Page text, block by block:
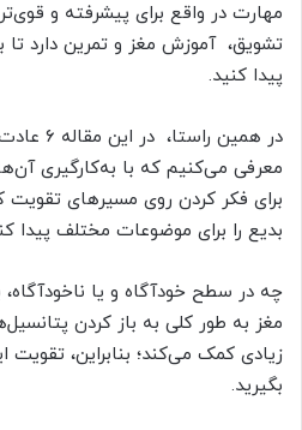
مهارت در واقع برای پیشرفته و
تشویق، آموزش مغز و تمرین دارد
پیدا کنید.
در همین
معرفی می‌کنیم که با به‌کارگیری
برای فکر کردن روی مسیرهای تقویت
بدیع را برای موضوعات مختلف پیدا
چه در سطح خودآگاه و یا
مغز به طور کلی به باز کردن
زیادی کمک می‌کند؛ بنابراین،
بگیرید.